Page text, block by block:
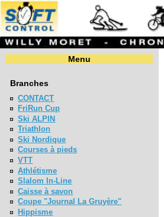
Menu
Branches
CONTACT
FriRun Cup
Ski ALPIN
Triathlon
Ski Nordique
Courses à pieds
VTT
Athlétisme
Slalom In-Line
Caisse à savon
Coupe "Journal La Gruyère"
Hippisme